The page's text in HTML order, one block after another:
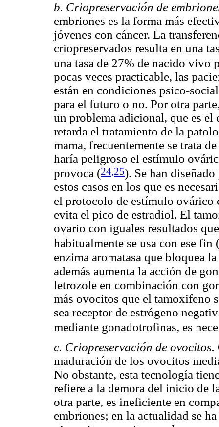
b. Criopreservación de
embriones es la forma más
jóvenes con cáncer. La
criopreservados resulta en una
una tasa de 27% de nacido vivo
pocas veces practicable, las
están en condiciones psico-
para el futuro o no. Por otra
un problema adicional, que es
retarda el tratamiento de la
mama, frecuentemente se trata
haría peligroso el estímulo
provoca (24,25). Se han
estos casos en los que es
el protocolo de estímulo
evita el pico de estradiol. El
ovario con iguales resultados
habitualmente se usa con ese fin (
enzima aromatasa que bloquea
además aumenta la acción de
letrozole en combinación con
más ovocitos que el tamoxifeno
sea receptor de estrógeno
mediante gonadotrofinas, es
c. Criopreservación de ovocitos.
maduración de los ovocitos
No obstante, esta tecnología
refiere a la demora del inicio de
otra parte, es ineficiente en
embriones; en la actualidad se